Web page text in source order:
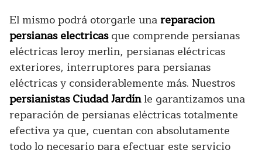
El mismo podrá otorgarle unareparacion
persianas electricasque comprende persianas
eléctricas leroy merlin, persianas eléctricas
exteriores, interruptores para persianas
eléctricas y considerablemente más. Nuestros
persianistas Ciudad Jardínle garantizamos una
reparación de persianas eléctricas totalmente
efectiva ya que, cuentan con absolutamente